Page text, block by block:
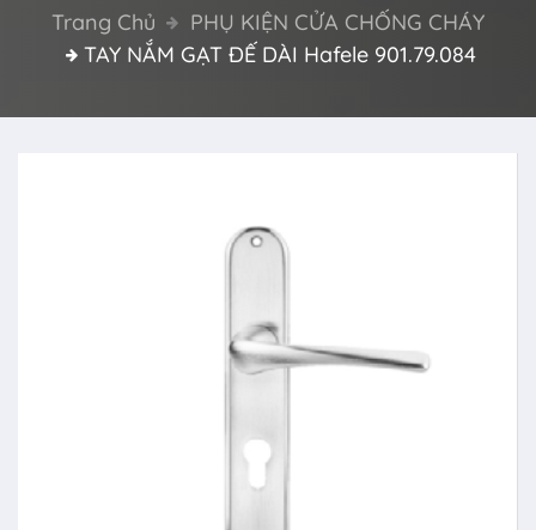
Trang Chủ
PHỤ KIỆN CỬA CHỐNG CHÁY
TAY NẮM GẠT ĐẾ DÀI Hafele 901.79.084